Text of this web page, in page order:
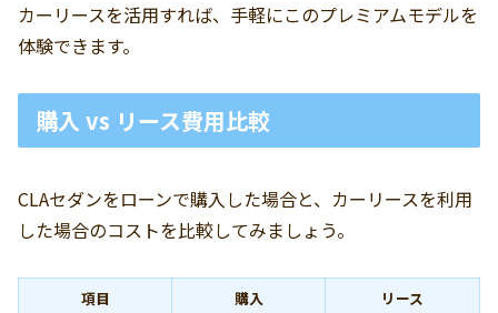
カーリースを活用すれば、手軽にこのプレミアムモデルを
体験できます。
購入 vs リース費用比較
CLAセダンをローンで購入した場合と、カーリースを利用
した場合のコストを比較してみましょう。
項目 購入
リース